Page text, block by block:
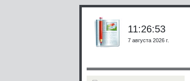
11:26:53
7 августа 2026 г.